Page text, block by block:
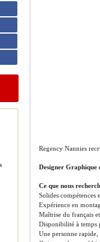
Regency Nannies
Designer
Ce que nous
Solides compétences
Expérience en
Maîtrise du français
Disponibilité à temps
Une personne